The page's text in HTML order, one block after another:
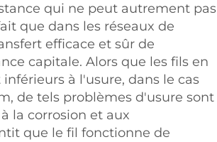
qui ne peut autrement pas
que dans les réseaux de
efficace et sûr de
capitale. Alors que les fils en
à l'usure, dans le cas
de tels problèmes d'usure sont
la corrosion et aux
que le fil fonctionne de